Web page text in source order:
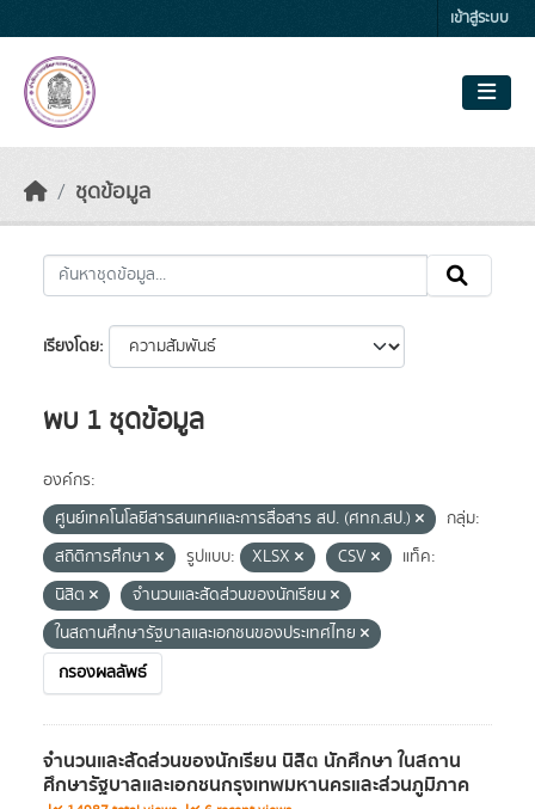
เข้าสู่ระบบ
ชุดข้อมูล
เรียงโดย
พบ 1 ชุดข้อมูล
องค์กร:
ศูนย์เทคโนโลยีสารสนเทศและการสื่อสาร สป. (ศทก.สป.)
กลุ่ม:
สถิติการศึกษา
รูปแบบ: XLSX CSV
แท็ค:
นิสิต
จำนวนและสัดส่วนของนักเรียน
ในสถานศึกษารัฐบาลและเอกชนของประเทศไทย
กรองผลลัพธ์
จำนวนและสัดส่วนของนักเรียน นิสิต นักศึกษา ในสถาน
ศึกษารัฐบาลและเอกชนกรุงเทพมหานครและส่วนภูมิภาค